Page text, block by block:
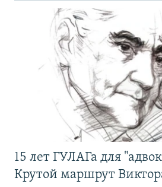
15 лет ГУЛАГа для
Крутой маршрут